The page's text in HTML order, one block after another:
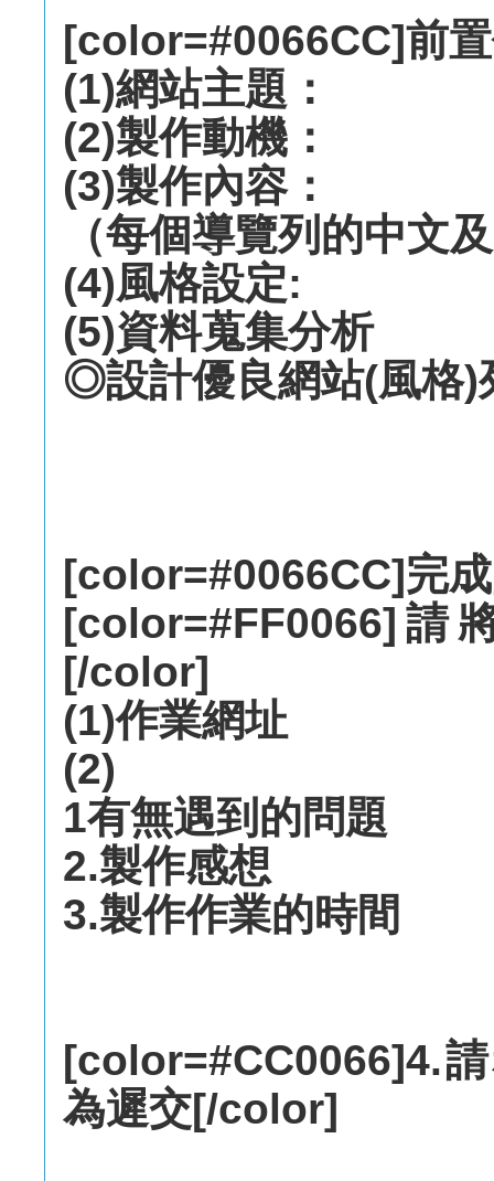
[color=#0066CC]前
(1)網站主題：
(2)製作動機：
(3)製作內容：
（每個導覽列的中文
(4)風格設定:
(5)資料蒐集分析
◎設計優良網站(風格)
[color=#0066CC]完
[color=#FF0066]請
[/color]
(1)作業網址
(2)
1有無遇到的問題
2.製作感想
3.製作作業的時間
[color=#CC0066]4.
為遲交[/color]